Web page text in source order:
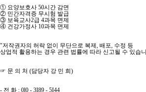
① 요양보호사 50시간 감면
② 민간자격증 무시험 발급
③ 보육교사2급 4과목 면제
④ 건강가정사 10과목 면제
"저작권자의 허락 없이 무단으로 복제, 배포, 수정 등
상업적 활용하는 경우 관련 법률에 따라 신고될 수 있습
☞ 문 의 처 (담당자 강 민 희)
- 전 화 : 0l0 - 3I89 - 5I44